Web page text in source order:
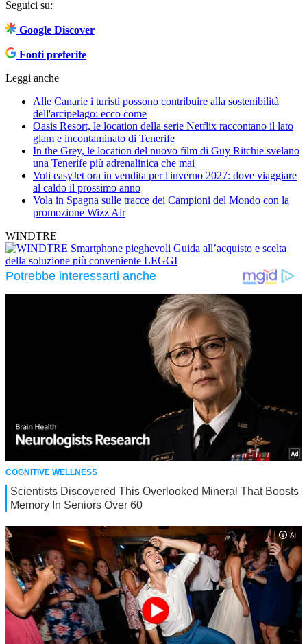
Seguici su:
Google Discover
Fonti preferite
Leggi anche
Alle Canarie i turisti possono contribuire alla sostenibilità
dell'arcipelago: ecco come
Oasis Resort, le location della serie Netflix raccontano il lato
glam e incontaminato di Tenerife
In the Grey, le location del nuovo film di Guy Ritchie svelano
una Tenerife più adrenalinica che mai
Voli easyJet ora in vendita per l'inverno 2027: dove viaggiare
al caldo il prossimo anno
Vola in Spagna sulle tracce dei Campioni del Mondo con la
promozione Wizz Air
WINDTRE
Smartphone pieghevoli Guida all’acquisto e scelta
della soluzione più conveniente LEGGI